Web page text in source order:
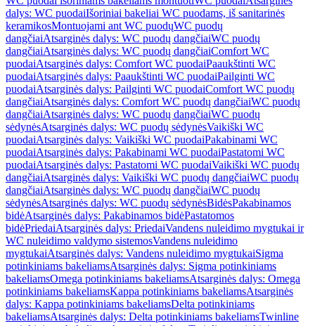
dalys: WC puodaiIšoriniai bakeliai WC puodams, iš sanitarinės
keramikosMontuojami ant WC puodųWC puodų
dangčiaiAtsarginės dalys: WC puodų dangčiaiWC puodų
dangčiaiAtsarginės dalys: WC puodų dangčiaiComfort WC
puodaiAtsarginės dalys: Comfort WC puodaiPaaukštinti WC
puodaiAtsarginės dalys: Paaukštinti WC puodaiPailginti WC
puodaiAtsarginės dalys: Pailginti WC puodaiComfort WC puodų
dangčiaiAtsarginės dalys: Comfort WC puodų dangčiaiWC puodų
dangčiaiAtsarginės dalys: WC puodų dangčiaiWC puodų
sėdynėsAtsarginės dalys: WC puodų sėdynėsVaikiški WC
puodaiAtsarginės dalys: Vaikiški WC puodaiPakabinami WC
puodaiAtsarginės dalys: Pakabinami WC puodaiPastatomi WC
puodaiAtsarginės dalys: Pastatomi WC puodaiVaikiški WC puodų
dangčiaiAtsarginės dalys: Vaikiški WC puodų dangčiaiWC puodų
dangčiaiAtsarginės dalys: WC puodų dangčiaiWC puodų
sėdynėsAtsarginės dalys: WC puodų sėdynėsBidėsPakabinamos
bidėAtsarginės dalys: Pakabinamos bidėPastatomos
bidėPriedaiAtsarginės dalys: PriedaiVandens nuleidimo mygtukai ir
WC nuleidimo valdymo sistemosVandens nuleidimo
mygtukaiAtsarginės dalys: Vandens nuleidimo mygtukaiSigma
potinkiniams bakeliamsAtsarginės dalys: Sigma potinkiniams
bakeliamsOmega potinkiniams bakeliamsAtsarginės dalys: Omega
potinkiniams bakeliamsKappa potinkiniams bakeliamsAtsarginės
dalys: Kappa potinkiniams bakeliamsDelta potinkiniams
bakeliamsAtsarginės dalys: Delta potinkiniams bakeliamsTwinline